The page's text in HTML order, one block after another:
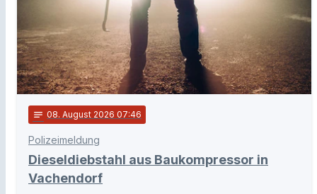
notes 08. August 2026 07:46
Polizeimeldung
Dieseldiebstahl aus Baukompressor in
Vachendorf